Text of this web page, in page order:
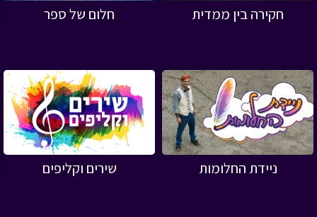
חקירה בין ממדית חלום של ספר
ניידת החלומות שירים וקליפים